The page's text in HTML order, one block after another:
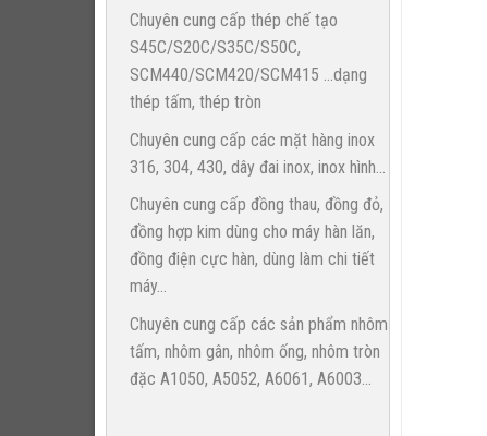
Chuyên cung cấp thép chế tạo
S45C/S20C/S35C/S50C,
SCM440/SCM420/SCM415 ...dạng
thép tấm, thép tròn
Chuyên cung cấp các mặt hàng inox
316, 304, 430, dây đai inox, inox hình...
Chuyên cung cấp đồng thau, đồng đỏ,
đồng hợp kim dùng cho máy hàn lăn,
đồng điện cực hàn, dùng làm chi tiết
máy...
Chuyên cung cấp các sản phẩm nhôm
tấm, nhôm gân, nhôm ống, nhôm tròn
đặc A1050, A5052, A6061, A6003...